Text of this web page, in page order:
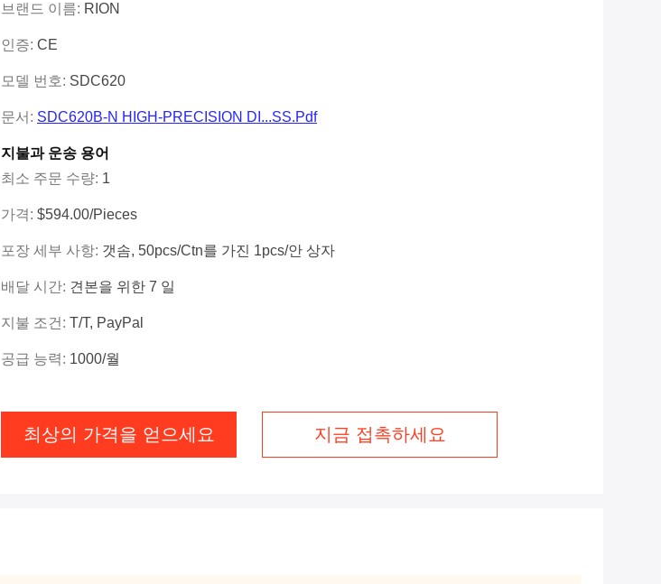
브랜드 이름: RION
인증: CE
모델 번호: SDC620
문서: SDC620B-N HIGH-PRECISION DI...SS.pdf
지불과 운송 용어
최소 주문 수량: 1
가격: $594.00/Pieces
포장 세부 사항: 갯솜, 50pcs/ctn를 가진 1pcs/안 상자
배달 시간: 견본을 위한 7 일
지불 조건: T/T, PayPal
공급 능력: 1000/월
최상의 가격을 얻으세요 지금 접촉하세요